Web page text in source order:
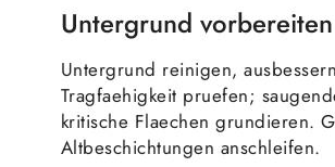
Untergrund vorbereiten
Untergrund reinigen,
Tragfaehigkeit pruefen;
kritische Flaechen grundieren.
Altbeschichtungen anschleifen.